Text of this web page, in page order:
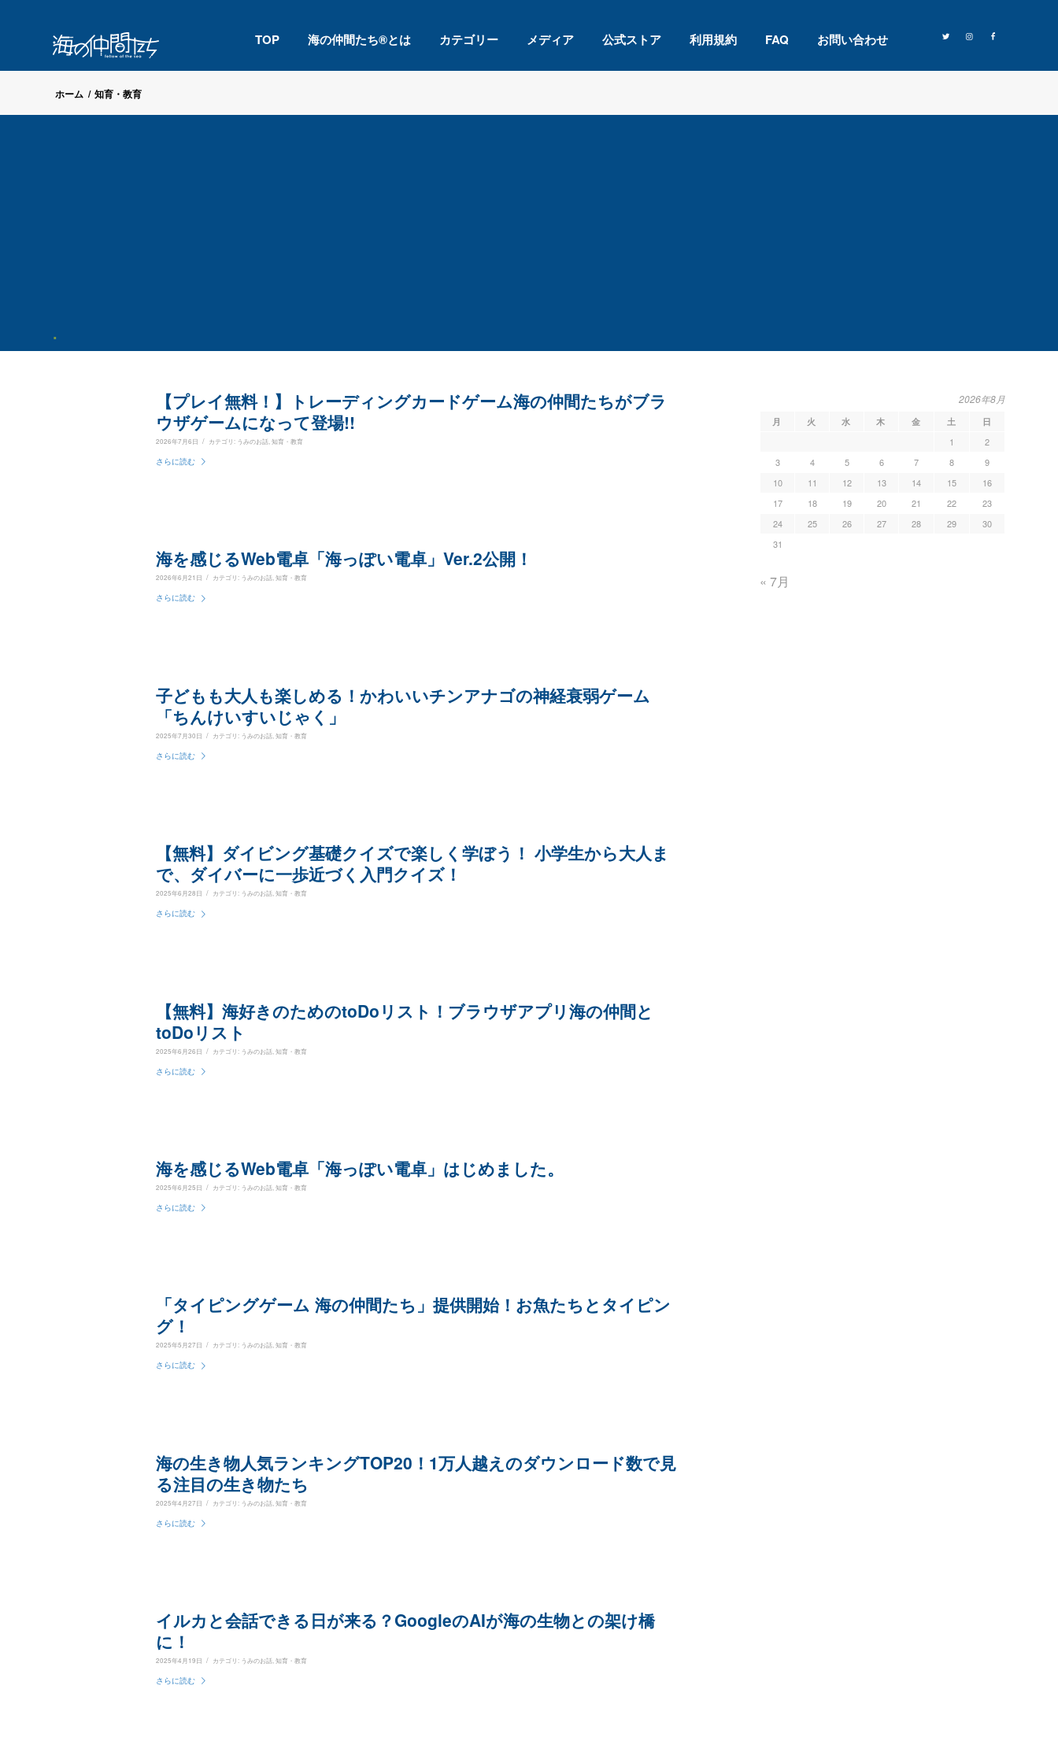
TOP 海の仲間たち®とは カテゴリー メディア 公式ストア 利用規約 FAQ お問い合わせ
ホーム / 知育・教育
【プレイ無料！】トレーディングカードゲーム海の仲間たちがブラ
ウザゲームになって登場!!
2026年7月6日 / カテゴリ: うみのお話 知育・教育
さらに読む
海を感じるWeb電卓「海っぽい電卓」Ver.2公開！
2026年6月21日 / カテゴリ: うみのお話,知育・教育
さらに読む
子どもも大人も楽しめる！かわいいチンアナゴの神経衰弱ゲーム
「ちんけいすいじゃく」
2025年7月30日 / カテゴリ: うみのお話 知育・教育
さらに読む
【無料】ダイビング基礎クイズで楽しく学ぼう！ 小学生から大人ま
で、ダイバーに一歩近づく入門クイズ！
2025年6月28日 / カテゴリ: うみのお話 知育・教育
さらに読む
【無料】海好きのためのtoDoリスト！ブラウザアプリ海の仲間と
toDoリスト
2025年6月26日 / カテゴリ: うみのお話 知育・教育
さらに読む
海を感じるWeb電卓「海っぽい電卓」はじめました。
2025年6月25日 / カテゴリ: うみのお話 知育・教育
さらに読む
「タイピングゲーム 海の仲間たち」提供開始！お魚たちとタイピン
グ！
2025年5月27日 / カテゴリ: うみのお話,知育・教育
さらに読む
海の生き物人気ランキングTOP20！1万人越えのダウンロード数で見
る注目の生き物たち
2025年4月27日 / カテゴリ: うみのお話 知育・教育
さらに読む
イルカと会話できる日が来る？GoogleのAIが海の生物との架け橋
に！
2025年4月19日 / カテゴリ: うみのお話 知育・教育
さらに読む
2026年8月
月 火 水 木 金 土 日
1
2
3
4 5 6 7 8
9
10
11 12 13 14 15
16
17
18 19 20 21 22
23
24
25 26 27 28 29
30
31
« 7月